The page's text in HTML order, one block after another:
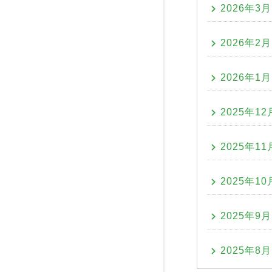
2026年3月
2026年2月
2026年1月
2025年12
2025年11
2025年10
2025年9月
2025年8月